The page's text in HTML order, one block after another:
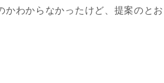
わからなかったけど、提案のとお